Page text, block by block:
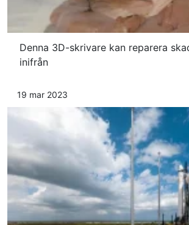
Denna 3D-skrivare kan reparera
inifrån
19 mar 2023